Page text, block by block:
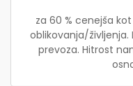
za 60 % cenejša
oblikovanja/življenja.
prevoza. Hitrost